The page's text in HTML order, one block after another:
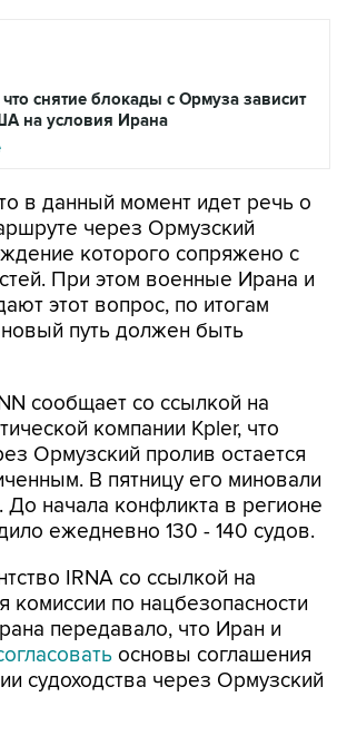
снятие блокады с Ормуза зависит
на условия Ирана
в данный момент идет речь о
через Ормузский
которого сопряжено с
При этом военные Ирана и
этот вопрос, по итогам
новый путь должен быть
сообщает со ссылкой на
компании Kpler, что
Ормузский пролив остается
В пятницу его миновали
До начала конфликта в регионе
ежедневно 130 - 140 судов.
IRNA со ссылкой на
комиссии по нацбезопасности
передавало, что Иран и
основы соглашения
судоходства через Ормузский